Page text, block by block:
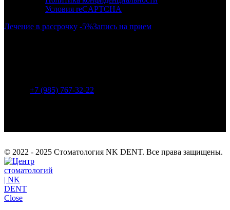
Условия reCAPTCHA
Лечение в рассрочку -5%Запись на прием
+7 (985) 767-32-22
© 2022 - 2025 Стоматология NK DENT. Все права защищены.
Close